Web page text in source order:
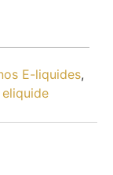
E-liquides,